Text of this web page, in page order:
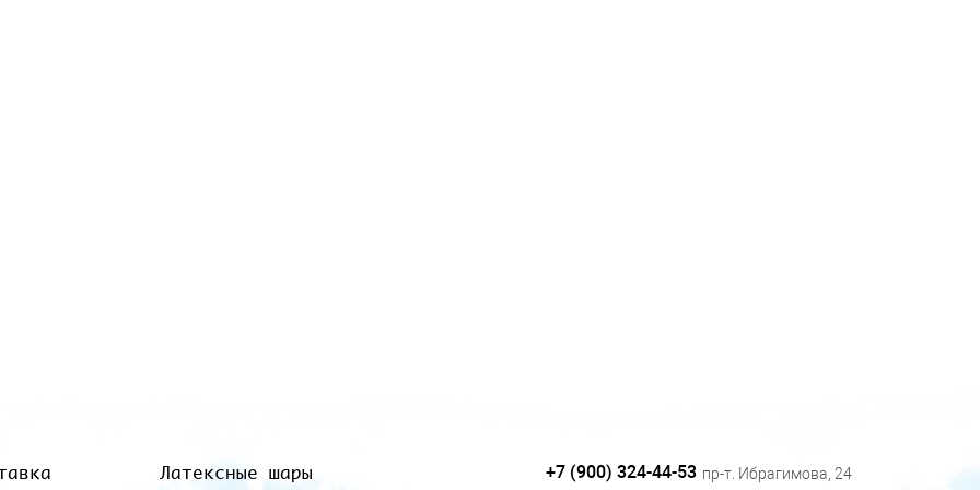
Латексные шары +7 (900) 324-44-53 пр-т. Ибрагимова, 24